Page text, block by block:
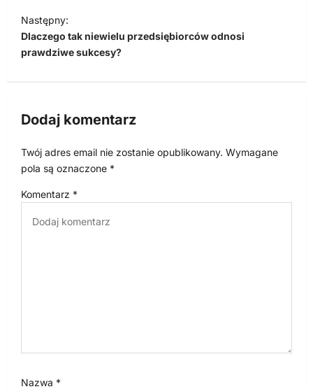
w
i
g
j
w
i
Następny:
Dlaczego tak niewielu przedsiębiorców odnosi
prawdziwe sukcesy?
Dodaj komentarz
Twój adres email nie zostanie opublikowany. Wymagane
pola są oznaczone *
Komentarz *
Nazwa *